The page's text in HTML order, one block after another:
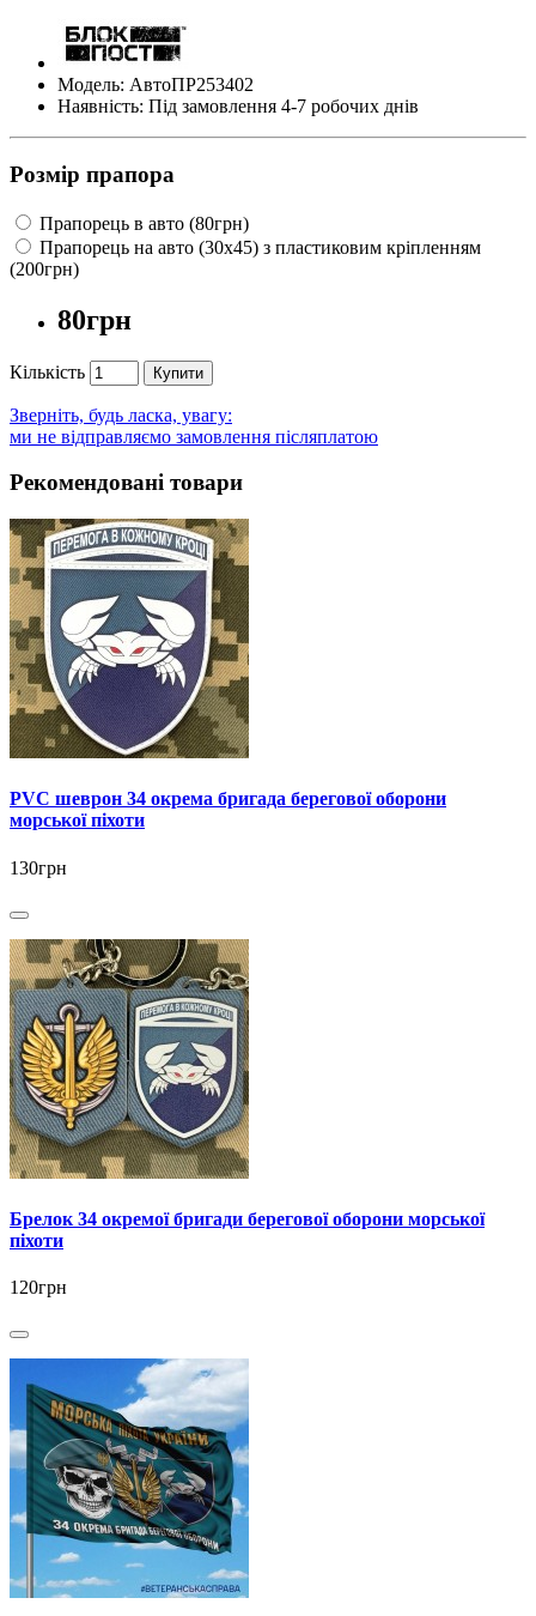
Модель: АвтоПР253402
Наявність: Під замовлення 4-7 робочих днів
Розмір прапора
Прапорець в авто (80грн)
Прапорець на авто (30х45) з пластиковим кріпленням
(200грн)
80грн
Кількість Купити
Зверніть, будь ласка, увагу:
ми не відправляємо замовлення післяплатою
Рекомендовані товари
PVC шеврон 34 окрема бригада берегової оборони
морської піхоти
130грн
Брелок 34 окремої бригади берегової оборони морської
піхоти
120грн